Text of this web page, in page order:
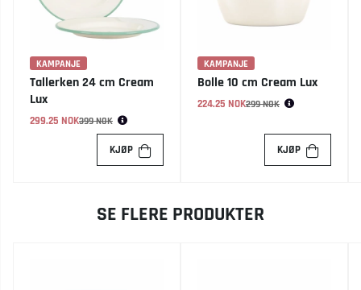
KAMPANJE
Tallerken 24 cm Cream
Lux
299.25 NOK
Vanlig pris:399 NOK
KJØP
KAMPANJE
Bolle 10 cm Cream Lux
224.25 NOK
Vanlig pris:299 NOK
KJØP
SE FLERE PRODUKTER